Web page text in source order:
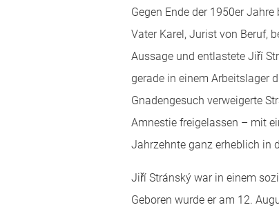
Gegen Ende der 1950er
Vater Karel, Jurist von Beruf,
Aussage und entlastete Jiří
gerade in einem Arbeitslager
Gnadengesuch verweigerte
Amnestie freigelassen – mit
Jahrzehnte ganz erheblich in
Jiří Stránský war in einem
Geboren wurde er am 12.